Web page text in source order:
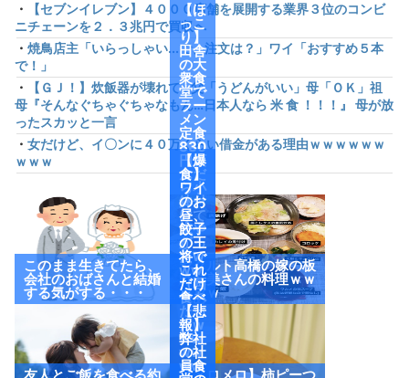
・
【セブンイレブン】４０００店舗を展開する業界３位のコンビ
ニチェーンを２．３兆円で買収へ
・ 焼鳥店主「いらっしゃい...で、注文は？」ワイ「おすすめ５本
で！」
・
【ＧＪ！】炊飯器が壊れて…父「うどんがいい」母「ＯＫ」祖
母『そんなぐちゃぐちゃなもん…日本人なら 米 食 ！！！』 母が放
ったスカッと一言
・ 女だけど、イ〇ンに４０万くらい借金がある理由ｗｗｗｗｗｗ
ｗｗｗ
このまま生きてたら、
会社のおばさんと結婚
する気がする・・・
ヤクルト高橋の嫁の板
野友美さんの料理ｗｗ
ｗｗｗ
【ほ
っこ
り】
田舎
の大
衆食
堂で
ラー
メン
定食
830
円頼
んだ
ら小
鉢付
けて
来や
がっ
たw
ww
（画
像あ
り）
【爆
食】
ワイ
のお
昼、
餃子
の王
将で
これ
だけ
食べ
たっ
たw
ww
ww
ww
【悲
報】
弊社
の社
員食